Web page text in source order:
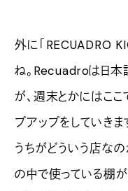
外に「RECUADRO
ね。Recuadroは日本
が、週末とかにはこ
プアップをしていきま
うちがどういう店な
の中で使っている棚